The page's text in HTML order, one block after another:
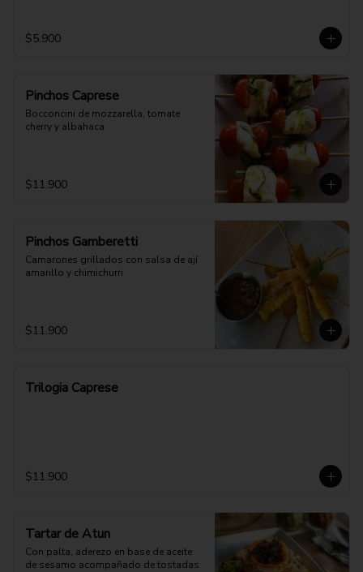
$5.900
Pinchos Caprese
Bocconcini de mozzarella, tomate
cherry y albahaca
$11.900
Pinchos Gamberetti
Camarones grillados con salsa de ají
amarillo y chimichurri
$11.900
Trilogia Caprese
$11.900
Tartar de Atun
Con palta, aderezo en base de aceite
de sesamo acompañado de tostadas